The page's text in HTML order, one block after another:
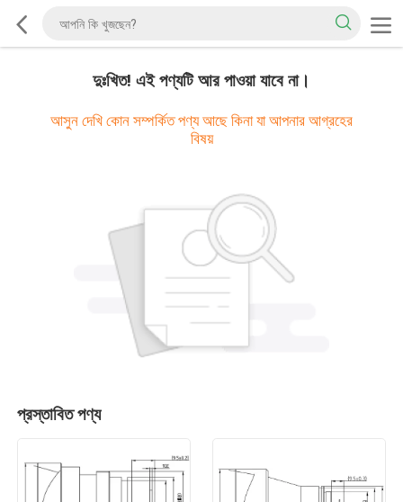
দুঃখিত! এই পণ্যটি আর পাওয়া যাবে না।
আসুন দেখি কোন সম্পর্কিত পণ্য আছে কিনা যা আপনার আগ্রহের
বিষয়
প্রস্তাবিত পণ্য